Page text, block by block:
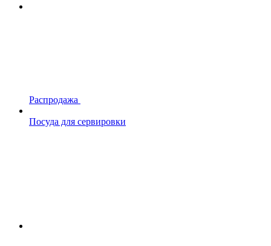
Распродажа
Посуда для сервировки